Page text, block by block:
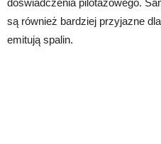
są również bardziej przyjazne
emitują spalin.